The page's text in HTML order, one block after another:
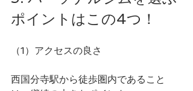
ポイントはこの4つ！
（1）アクセスの良さ
西国分寺駅から徒歩圏内であること